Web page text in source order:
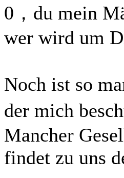
0，du mein
wer wird um
Noch ist so
der mich
Mancher
findet zu uns